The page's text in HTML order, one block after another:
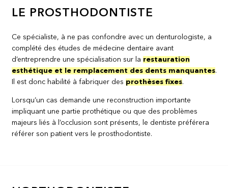
LE PROSTHODONTISTE
Ce spécialiste, à ne pas confondre avec un denturologiste, a
complété des études de médecine dentaire avant
d’entreprendre une spécialisation sur la restauration
esthétique et le remplacement des dents manquantes.
Il est donc habilité à fabriquer des prothèses fixes.
Lorsqu’un cas demande une reconstruction importante
impliquant une partie prothétique ou que des problèmes
majeurs liés à l’occlusion sont présents, le dentiste préférera
référer son patient vers le prosthodontiste.